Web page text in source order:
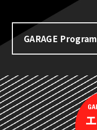
GARAGE Program